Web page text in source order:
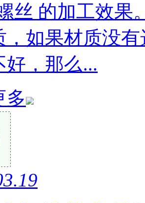
丝 的加工效果
，如果材质没
好，那么...
多